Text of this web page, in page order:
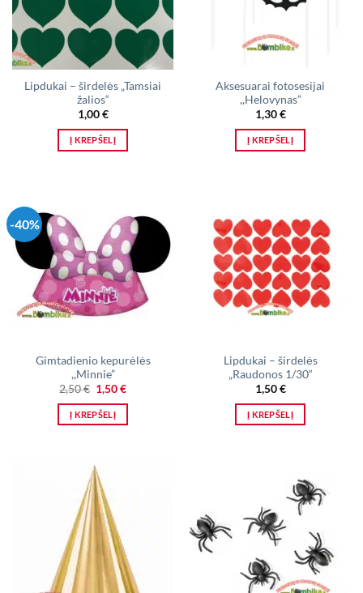
Lipdukai – širdelės „Tamsiai
žalios“
1,00€
Į KREPŠELĮ
Aksesuarai fotosesijai
,,Helovynas”
1,30€
Į KREPŠELĮ
-40%
Gimtadienio kepurėlės
,,Minnie”
2,50€ Original
price
was:
2,50 €.
1,50€Current
is:
Į KREPŠELĮ
Lipdukai – širdelės
„Raudonos 1/30“
1,50€
Į KREPŠELĮ